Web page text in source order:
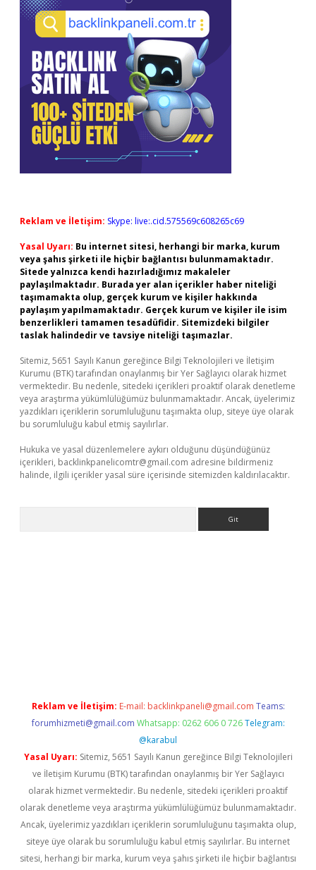
Reklam ve İletişim: Skype: live:.cid.575569c608265c69
Yasal Uyarı: Bu internet sitesi, herhangi bir marka, kurum
veya şahıs şirketi ile hiçbir bağlantısı bulunmamaktadır.
Sitede yalnızca kendi hazırladığımız makaleler
paylaşılmaktadır. Burada yer alan içerikler haber niteliği
taşımamakta olup, gerçek kurum ve kişiler hakkında
paylaşım yapılmamaktadır. Gerçek kurum ve kişiler ile isim
benzerlikleri tamamen tesadüfidir. Sitemizdeki bilgiler
taslak halindedir ve tavsiye niteliği taşımazlar.
Sitemiz, 5651 Sayılı Kanun gereğince Bilgi Teknolojileri ve İletişim
Kurumu (BTK) tarafından onaylanmış bir Yer Sağlayıcı olarak hizmet
vermektedir. Bu nedenle, sitedeki içerikleri proaktif olarak denetleme
veya araştırma yükümlülüğümüz bulunmamaktadır. Ancak, üyelerimiz
yazdıkları içeriklerin sorumluluğunu taşımakta olup, siteye üye olarak
bu sorumluluğu kabul etmiş sayılırlar.
Hukuka ve yasal düzenlemelere aykırı olduğunu düşündüğünüz
içerikleri, backlinkpanelicomtr@gmail.com adresine bildirmeniz
halinde, ilgili içerikler yasal süre içerisinde sitemizden kaldırılacaktır.
Reklam ve İletişim: E-mail: backlinkpaneli@gmail.com Teams:
forumhizmeti@gmail.com Whatsapp: 0262 606 0 726 Telegram:
@karabul
Yasal Uyarı: Sitemiz, 5651 Sayılı Kanun gereğince Bilgi Teknolojileri
ve İletişim Kurumu (BTK) tarafından onaylanmış bir Yer Sağlayıcı
olarak hizmet vermektedir. Bu nedenle, sitedeki içerikleri proaktif
olarak denetleme veya araştırma yükümlülüğümüz bulunmamaktadır.
Ancak, üyelerimiz yazdıkları içeriklerin sorumluluğunu taşımakta olup,
siteye üye olarak bu sorumluluğu kabul etmiş sayılırlar. Bu internet
sitesi, herhangi bir marka, kurum veya şahıs şirketi ile hiçbir bağlantısı